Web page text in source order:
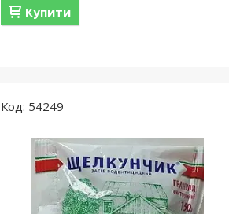
Купити
54249